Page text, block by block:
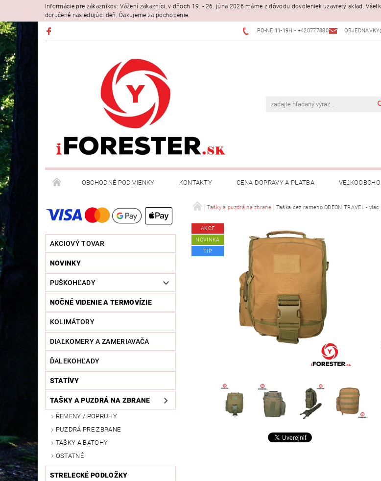
Informácie pre zákazníkov: Vážení zákazníci, v dňoch 19. - 26. júna 2026 máme z dôvodu dovoleniek uzavretý sklad.
doručené nasledujúci deň. Ďakujeme za pochopenie.
PO-NE 11-19H - +420777880397
OBCHODNÉ PODMIENKY KONTAKTY CENA DOPRAVY A PLATBA
AKCIOVÝ TOVAR
NOVINKY
PUŠKOHĽADY
NOČNÉ VIDENIE A TERMOVÍZIE
KOLIMÁTORY
DIAĽKOMERY A ZAMERIAVAČA
ĎALEKOHĽADY
STATÍVY
TAŠKY A PUZDRÁ NA ZBRANE
ŘEMENY / POPRUHY
PUZDRÁ PRE ZBRANE
TAŠKY A BATOHY
OSTATNÉ
STRELECKÉ PODLOŽKY
Tašky a puzdrá na zbrane Taška cez rameno ODEON TRAVEL -
AKCE
NOVINKA
TIP